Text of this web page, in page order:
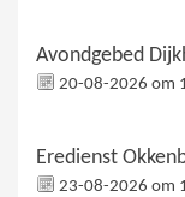
Avondgebed
20-08-2026 om
Eredienst
23-08-2026 om